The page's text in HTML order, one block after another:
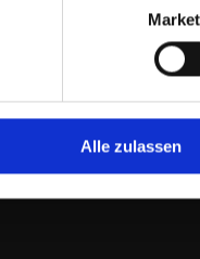
Alle zulassen
digitalen Marketings